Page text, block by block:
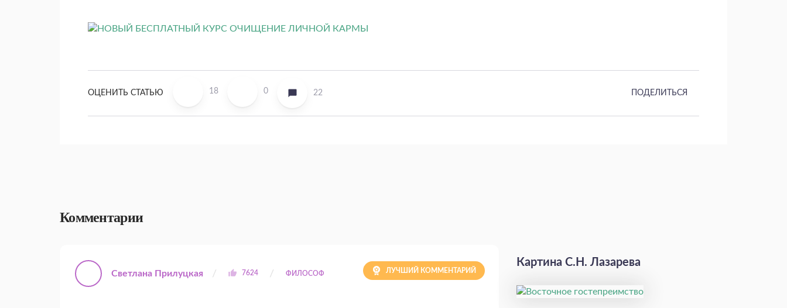
ОЦЕНИТЬ СТАТЬЮ 18 0 22 ПОДЕЛИТЬСЯ
Комментарии
Светлана Прилуцкая 7624 ФИЛОСОФ ЛУЧШИЙ КОММЕНТАРИЙ
Картина С.Н. Лазарева